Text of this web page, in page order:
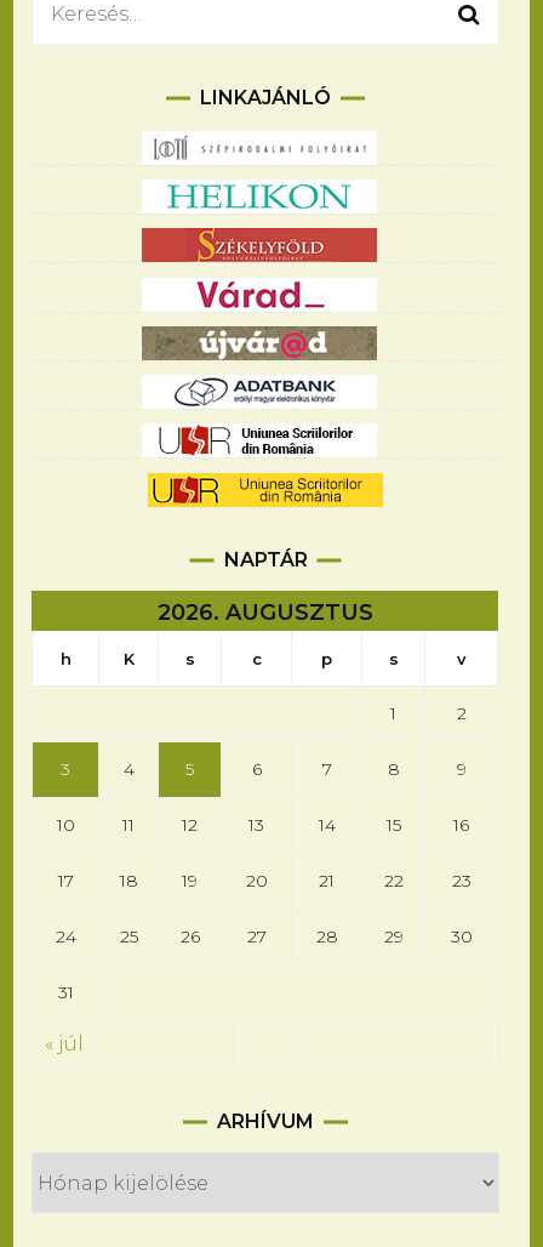
Keresés:
LINKAJÁNLÓ
NAPTÁR
2026. AUGUSZTUS
h K s c p s v
1 2
3 4 5 6 7 8 9
10 11 12 13 14 15 16
17 18 19 20 21 22 23
24 25 26 27 28 29 30
31
« júl
ARHÍVUM
Arhívum